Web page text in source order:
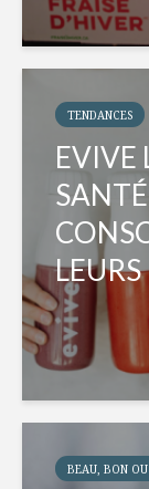
TENDANCES
EVIVE
BEAU, BON